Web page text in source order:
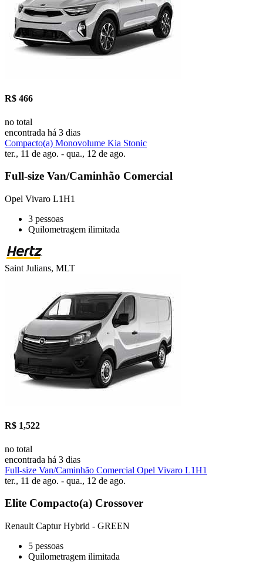
R$ 466
no total
encontrada há 3 dias
Compacto(a) Monovolume Kia Stonic
ter., 11 de ago. - qua., 12 de ago.
Full-size Van/Caminhão Comercial
Opel Vivaro L1H1
3 pessoas
Quilometragem ilimitada
Saint Julians, MLT
R$ 1,522
no total
encontrada há 3 dias
Full-size Van/Caminhão Comercial Opel Vivaro L1H1
ter., 11 de ago. - qua., 12 de ago.
Elite Compacto(a) Crossover
Renault Captur Hybrid - GREEN
5 pessoas
Quilometragem ilimitada